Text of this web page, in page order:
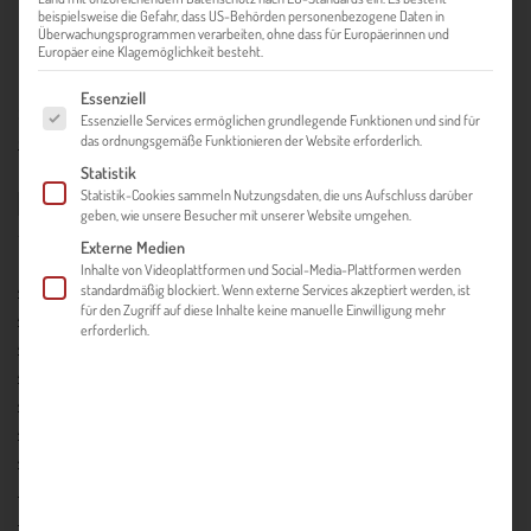
Steiermark GmbH unter Verwendung ausgewählter
erstellt.
0-9 A B C D E F G H I J K L M N O P Q R S
X Y Z
A1-Formular
After-Sales-Service
Akkreditiv
Ausfuhranmeldung
Ausgleichsanspruch
Außendienstmitarbeiter
AW Außenwirtschaft
beispielsweise die Gefahr, dass US-Behörden personenbezogene Daten in
Überwachungsprogrammen verarbeiten, ohne dass für Europäerinnen und
Europäer eine Klagemöglichkeit besteht.
Es folgt eine Liste der Service-Gruppen, für die eine Einwilligung
Essenziell
Essenzielle Services ermöglichen grundlegende Funktionen und sind für
das ordnungsgemäße Funktionieren der Website erforderlich.
Statistik
Statistik-Cookies sammeln Nutzungsdaten, die uns Aufschluss darüber
geben, wie unsere Besucher mit unserer Website umgehen.
Externe Medien
Inhalte von Videoplattformen und Social-Media-Plattformen werden
standardmäßig blockiert. Wenn externe Services akzeptiert werden, ist
für den Zugriff auf diese Inhalte keine manuelle Einwilligung mehr
erforderlich.